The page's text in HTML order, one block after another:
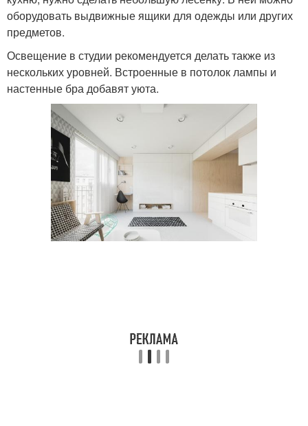
оборудовать выдвижные ящики для одежды или других
предметов.
Освещение в студии рекомендуется делать также из
нескольких уровней. Встроенные в потолок лампы и
настенные бра добавят уюта.